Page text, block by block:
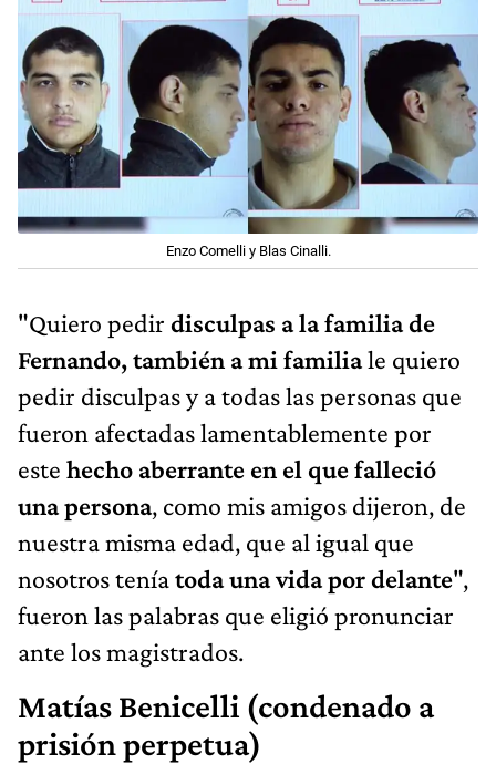
Enzo Comelli y Blas Cinalli.
"Quiero pedir disculpas a la familia de
Fernando, también a mi familiale quiero
pedir disculpas y a todas las personas que
fueron afectadas lamentablemente por
este hecho aberrante en el que falleció
una persona, como mis amigos dijeron, de
nuestra misma edad, que al igual que
nosotros teníatoda una vida por delante",
fueron las palabras que eligió pronunciar
ante los magistrados.
Matías Benicelli (condenado a
prisión perpetua)